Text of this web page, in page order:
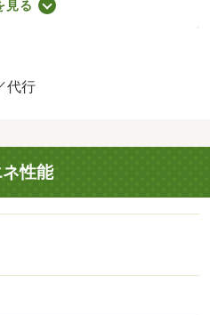
リース／バストイレ別／エア
地／敷金不要／保証人不要
要／保証会社利用可／ＩＴ
まで７１２ｍ／浜松向宿郵便
ファミリーマート（コンビ
ラッグストア 向宿店（ドラ
見る
代行
性能